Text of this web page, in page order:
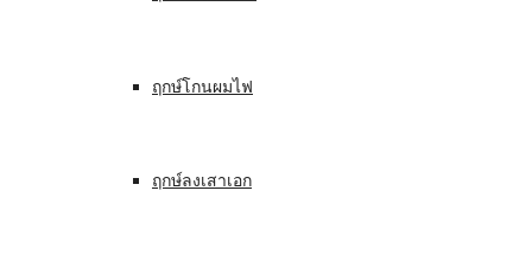
ฤกษ์โกนผมไฟ
ฤกษ์ลงเสาเอก